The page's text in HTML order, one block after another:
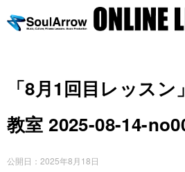
「8月1回目レッス
教室 2025-08-14-
公開日： 2025年8月18日